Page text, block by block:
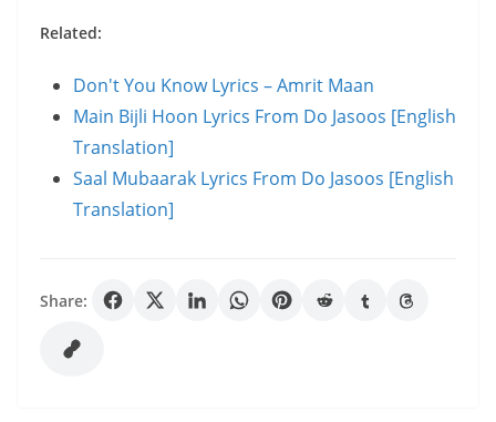
Related:
Don't You Know Lyrics – Amrit Maan
Main Bijli Hoon Lyrics From Do Jasoos [English
Translation]
Saal Mubaarak Lyrics From Do Jasoos [English
Translation]
Share: